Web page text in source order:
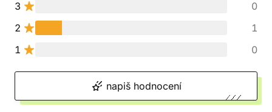
3
0
2
1
1
0
napiš hodnocení